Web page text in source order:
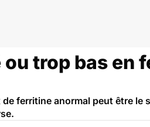
ou trop bas en
ferritine anormal peut être